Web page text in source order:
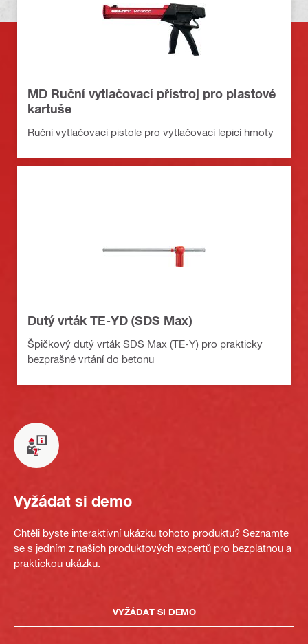
MD Ruční vytlačovací přístroj pro plastové
kartuše
Ruční vytlačovací pistole pro vytlačovací lepicí hmoty
Dutý vrták TE-YD (SDS Max)
Špičkový dutý vrták SDS Max (TE-Y) pro prakticky
bezprašné vrtání do betonu
Vyžádat si demo
Chtěli byste interaktivní ukázku tohoto produktu? Seznamte
se s jedním z našich produktových expertů pro bezplatnou a
praktickou ukázku.
VYŽÁDAT SI DEMO